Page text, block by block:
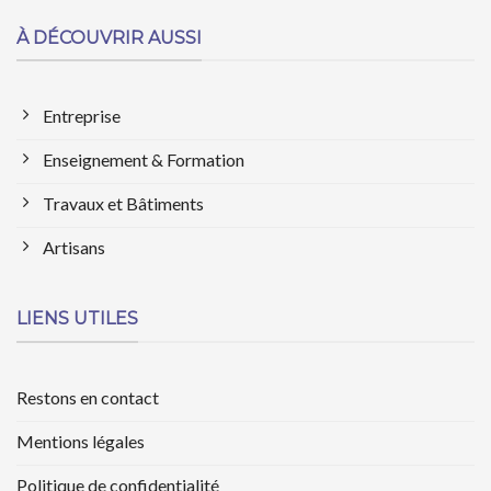
À DÉCOUVRIR AUSSI
Entreprise
Enseignement & Formation
Travaux et Bâtiments
Artisans
LIENS UTILES
Restons en contact
Mentions légales
Politique de confidentialité